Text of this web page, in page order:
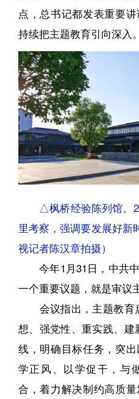
点，总书记都发表重要
持续把主题教育引向深入。
△枫桥经验陈列馆。
里考察，强调要发展好新
视记者陈汉章拍摄）
今年1月31日，中共中
一个重要议题，就是审议
会议指出，主题教育
想、强党性、重实践、建
线，明确目标任务，突
学正风、以学促干，与
合，着力解决制约高质